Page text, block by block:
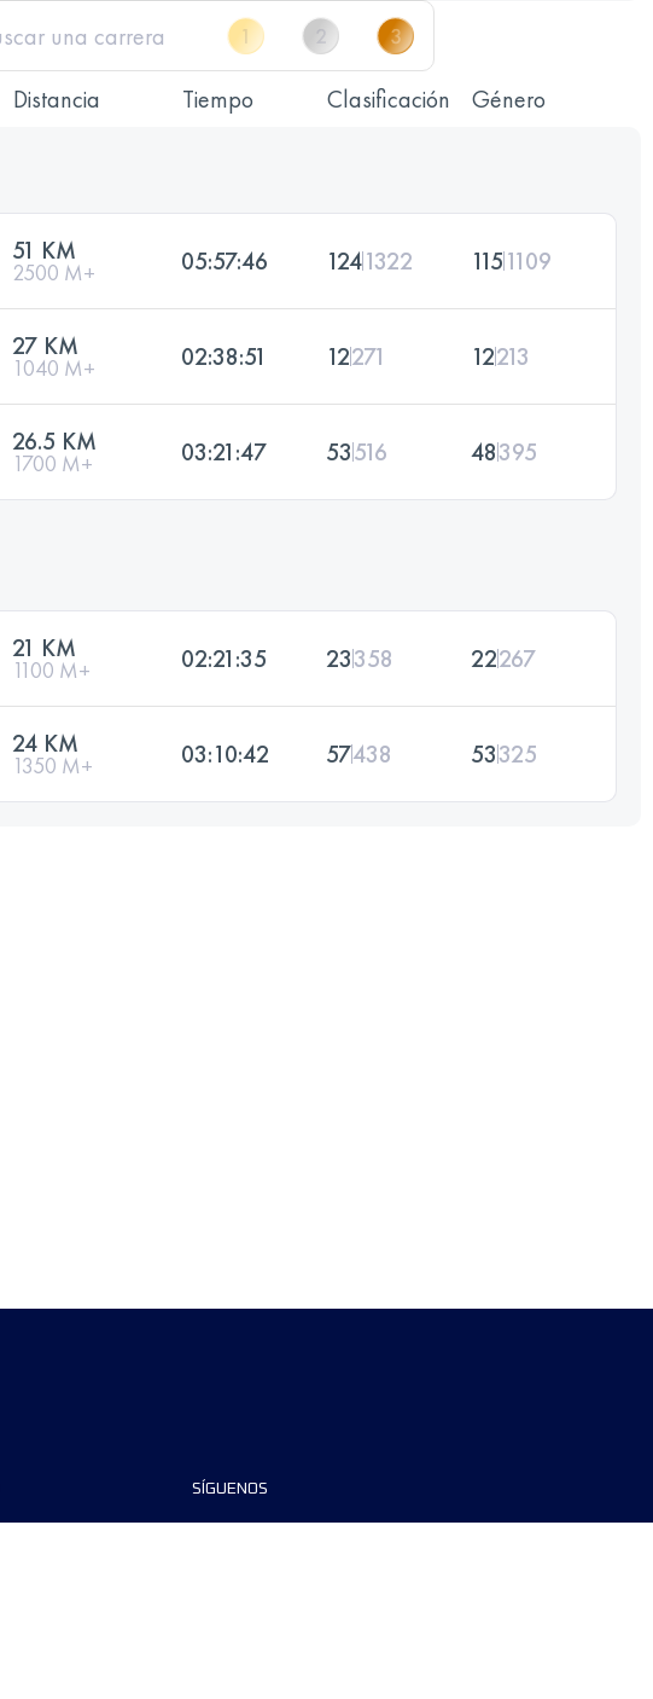
Distancia Tiempo Clasificación Género
51 KM
2500 M+ 05:57:46 1241322 1151109
27 KM
1040 M+ 02:38:51 12271 12213
26.5 KM
1700 M+ 03:21:47 53516 48395
21 KM
1100 M+ 02:21:35 23358 22267
24 KM
1350 M+ 03:10:42 57438 53325
SÍGUENOS